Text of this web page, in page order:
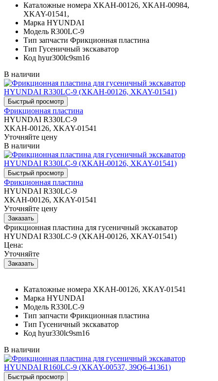
Каталожные номера XKAH-00126, XKAH-00984,
XKAY-01541,
Марка HYUNDAI
Модель R300LC-9
Тип запчасти Фрикционная пластина
Тип Гусеничный экскаватор
Код hyur300lc9sm16
В наличии
Фрикционная пластина
HYUNDAI R330LC-9
XKAH-00126, XKAY-01541
Уточняйте цену
В наличии
Фрикционная пластина
HYUNDAI R330LC-9
XKAH-00126, XKAY-01541
Уточняйте цену
Фрикционная пластина для гусеничный экскаватор
HYUNDAI R330LC-9 (XKAH-00126, XKAY-01541)
Цена:
Уточняйте
Каталожные номера XKAH-00126, XKAY-01541
Марка HYUNDAI
Модель R330LC-9
Тип запчасти Фрикционная пластина
Тип Гусеничный экскаватор
Код hyur330lc9sm16
В наличии